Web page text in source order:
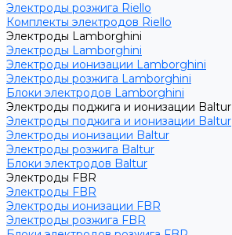
Электроды розжига Riello
Комплекты электродов Riello
Электроды Lamborghini
Электроды Lamborghini
Электроды ионизации Lamborghini
Электроды розжига Lamborghini
Блоки электродов Lamborghini
Электроды поджига и ионизации Baltur
Электроды поджига и ионизации Baltur
Электроды ионизации Baltur
Электроды розжига Baltur
Блоки электродов Baltur
Электроды FBR
Электроды FBR
Электроды ионизации FBR
Электроды розжига FBR